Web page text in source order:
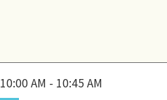
10:00 AM - 10:45 AM